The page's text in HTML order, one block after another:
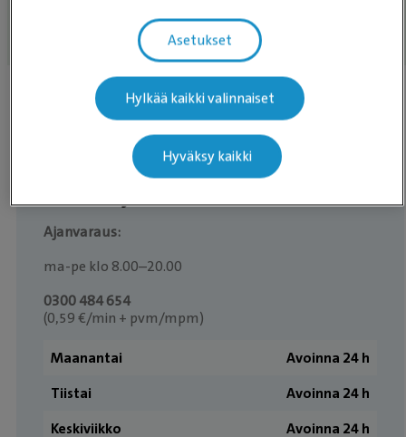
VARAA AIKA
Päivystys
0600 417 230(2,30 €/min + pvm)
Ajanvaraus:
ma-pe klo 8.00–20.00
0300 484 654
(0,59 €/min + pvm/mpm)
Maanantai
Avoinna 24 h
Tiistai
Avoinna 24 h
Keskiviikko
Avoinna 24 h
Asetukset
Hylkää kaikki valinnaiset
Hyväksy kaikki